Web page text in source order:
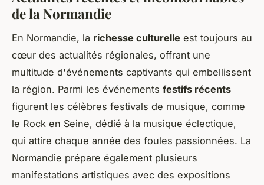
de la Normandie
En Normandie, la richesse culturelle est toujours au
cœur des actualités régionales, offrant une
multitude d'événements captivants qui embellissent
la région. Parmi les événements festifs récents
figurent les célèbres festivals de musique, comme
le Rock en Seine, dédié à la musique éclectique,
qui attire chaque année des foules passionnées. La
Normandie prépare également plusieurs
manifestations artistiques avec des expositions